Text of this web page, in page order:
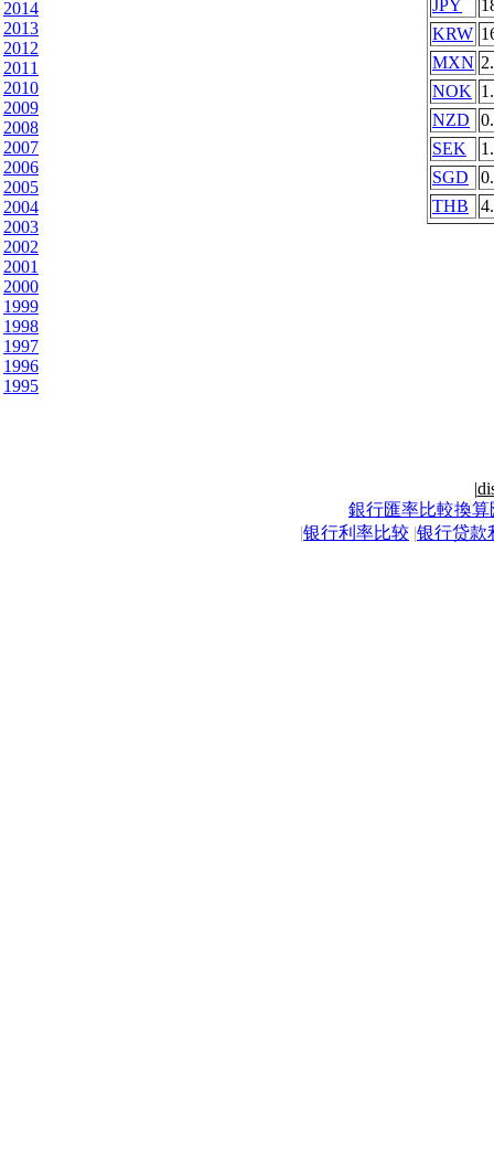
2014
2013
2012
2011
2010
2009
2008
2007
2006
2005
2004
2003
2002
2001
2000
1999
1998
1997
1996
1995
JPY
KRW
MXN
NOK
NZD
SEK
SGD
THB
|
銀行匯率比較換算
|银行利率比较 |银行贷款